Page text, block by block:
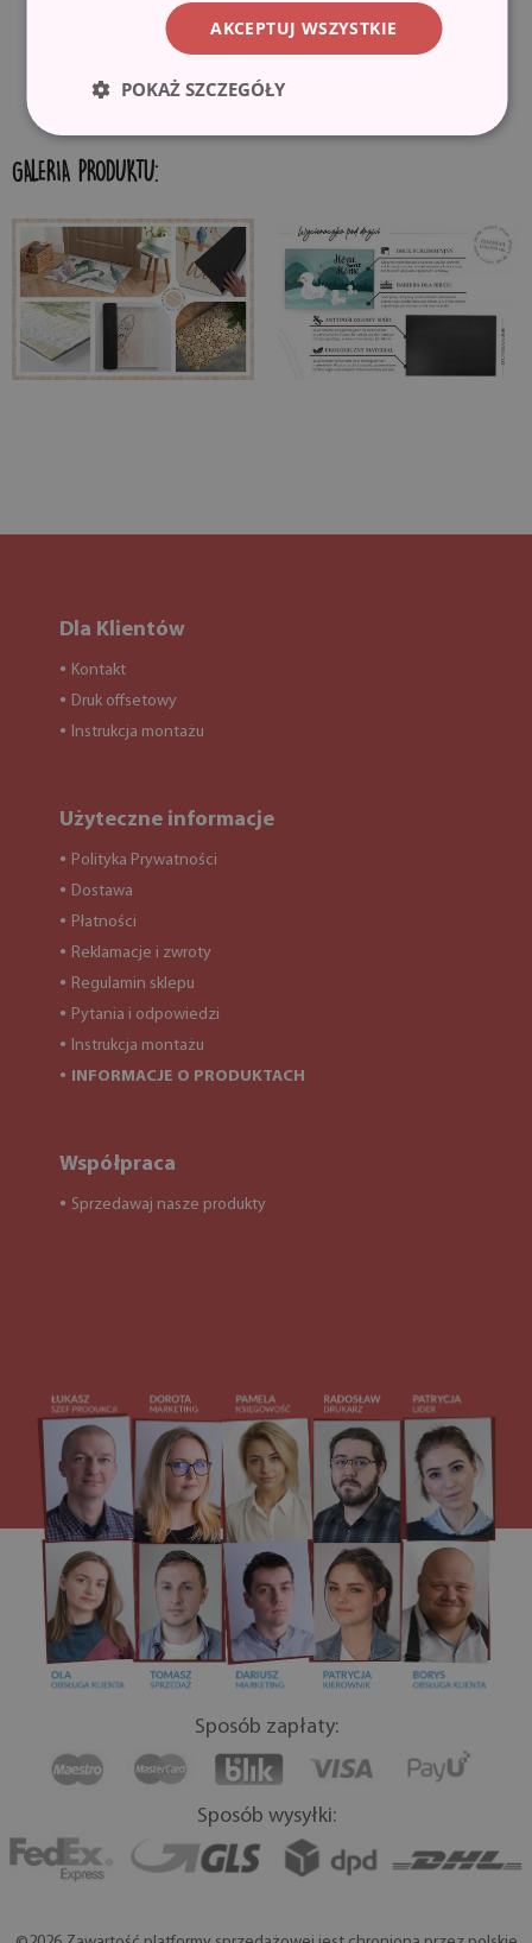
ekologicznych materiałów, a motywy nadrukowane są przy użyciu
techniki sublimacji, co gwarantuje trwałe i wyraziste kolory oraz
GALERIA PRODUKTU:
Dla Klientów
● Kontakt
● Druk offsetowy
● Instrukcja montażu
Użyteczne informacje
● Polityka Prywatności
● Dostawa
● Płatności
● Reklamacje i zwroty
● Regulamin sklepu
● Pytania i odpowiedzi
● Instrukcja montażu
● INFORMACJE O PRODUKTACH
Współpraca
● Sprzedawaj nasze produkty
Sposób zapłaty:
Sposób wysyłki:
AKCEPTUJ WSZYSTKIE
POKAŻ SZCZEGÓŁY